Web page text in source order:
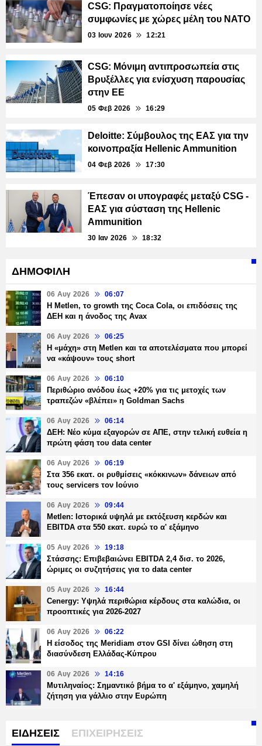
CSG: Πραγματοποίησε νέες
συμφωνίες με χώρες μέλη του ΝΑΤΟ
03 Ιουν 2026 12:21
CSG: Μόνιμη αντιπροσωπεία στις
Βρυξέλλες για ενίσχυση παρουσίας
στην ΕΕ
05 Φεβ 2026 16:29
Deloitte: Σύμβουλος της ΕΑΣ για την
κοινοπραξία Hellenic Ammunition
04 Φεβ 2026 17:30
Έπεσαν οι υπογραφές μεταξύ CSG -
ΕΑΣ για σύσταση της Hellenic
Ammunition
30 Ιαν 2026 18:32
ΔΗΜΟΦΙΛΗ
06 Αυγ 2026 06:07
H Metlen, το growth της Coca Cola, οι επιδόσεις της
ΔΕΗ και η άνοδος της Avax
06 Αυγ 2026 06:25
H «μάχη» στη Metlen και τα αποτελέσματα που μπορεί
να «κάψουν» τους short
06 Αυγ 2026 06:10
Περιθώριο ανόδου έως +20% για τις μετοχές των
τραπεζών «βλέπει» η Goldman Sachs
06 Αυγ 2026 06:14
ΔΕΗ: Νέο κύμα εξαγορών σε ΑΠΕ, στην τελική ευθεία η
πρώτη φάση του data center
06 Αυγ 2026 06:19
Στα 356 εκατ. οι ρυθμίσεις «κόκκινων» δάνειων από
τους servicers τον Ιούνιο
06 Αυγ 2026 09:44
Metlen: Ιστορικά υψηλά με εκτόξευση κερδών και
EBITDA στα 550 εκατ. ευρώ το α' εξάμηνο
05 Αυγ 2026 19:18
Στάσσης: Επιβεβαιώνει EBITDA 2,4 δισ. το 2026,
ώριμες οι συζητήσεις για το data center
05 Αυγ 2026 16:44
Cenergy: Υψηλά περιθώρια κέρδους στα καλώδια, οι
προοπτικές για 2026-2027
06 Αυγ 2026 06:22
Η είσοδος της Meridiam στον GSI δίνει ώθηση στη
διασύνδεση Ελλάδας-Κύπρου
06 Αυγ 2026 14:16
Μυτιληναίος: Σημαντικό βήμα το α' εξάμηνο, χαμηλή
ζήτηση για γάλλιο στην Ευρώπη
ΕΙΔΗΣΕΙΣ ΕΠΙΧΕΙΡΗΣΕΙΣ